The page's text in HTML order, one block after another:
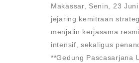
Makassar, Senin, 23
jejaring kemitraan
menjalin kerjasama
intensif, sekaligus
**Gedung Pascasarjana